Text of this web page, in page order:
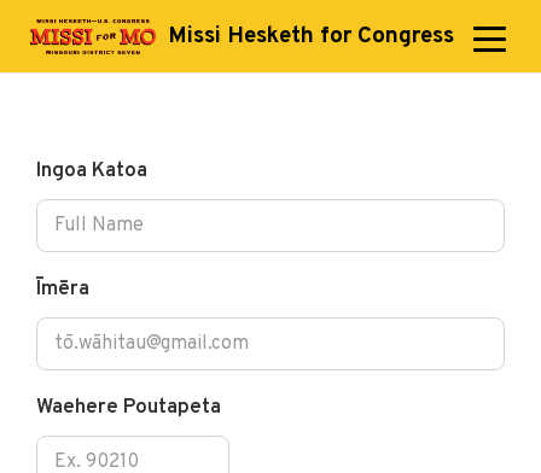
Missi Hesketh for Congress
Ingoa Katoa
Īmēra
Waehere Poutapeta